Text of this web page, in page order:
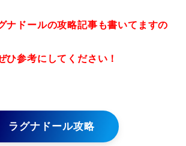
ナドールの攻略記事も書いてますの
ひ参考にしてください！
ラグナドール攻略